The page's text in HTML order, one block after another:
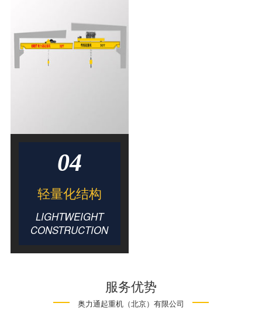
04
轻量化结构
LIGHTWEIGHT
CONSTRUCTION
服务优势
奥力通起重机（北京）有限公司